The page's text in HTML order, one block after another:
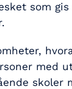
som
med